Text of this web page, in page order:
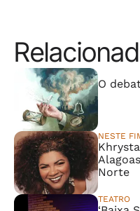
O
NESTE
Norte
TEATRO